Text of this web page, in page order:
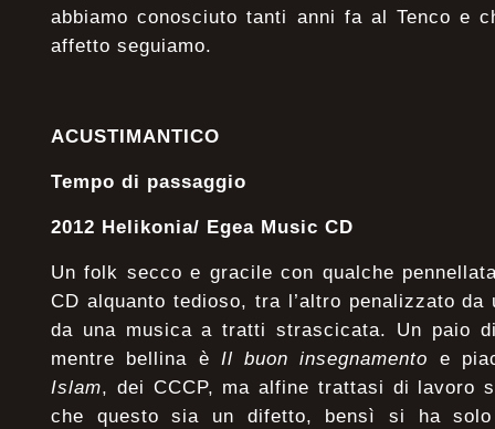
abbiamo conosciuto tanti anni fa al Tenco e
affetto seguiamo.
ACUSTIMANTICO
Tempo di passaggio
2012 Helikonia/ Egea Music CD
Un folk secco e gracile con qualche
CD alquanto tedioso, tra l’altro penalizzato
da una musica a tratti strascicata. Un paio
mentre bellina è Il buon insegnamento e
Islam, dei CCCP, ma alfine trattasi di lavoro
che questo sia un difetto, bensì si ha